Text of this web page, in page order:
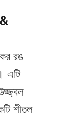
রঙ
এটি
শীতল